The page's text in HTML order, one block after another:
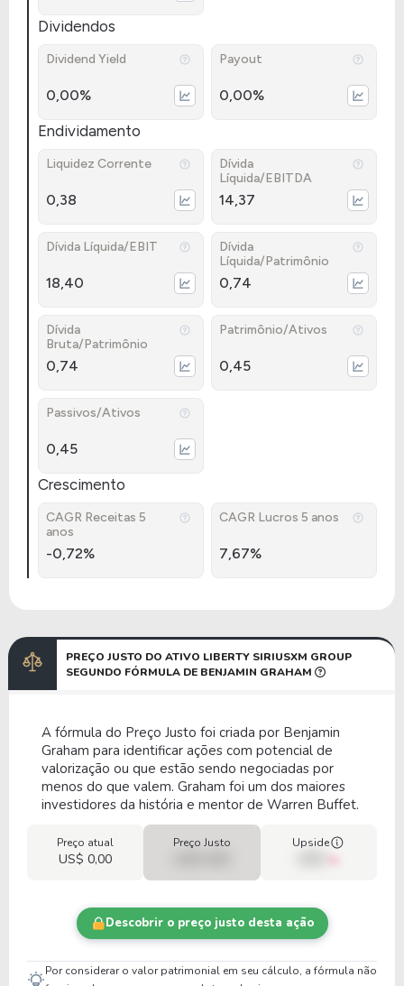
Dividendos
Dividend Yield
0,00%
Payout
0,00%
Endividamento
Liquidez Corrente
0,38
Dívida
Líquida/EBITDA
14,37
Dívida Líquida/EBIT
18,40
Dívida
Líquida/Patrimônio
0,74
Dívida
Bruta/Patrimônio
0,74
Patrimônio/Ativos
0,45
Passivos/Ativos
0,45
Crescimento
CAGR Receitas 5
anos
-0,72%
CAGR Lucros 5 anos
7,67%
PREÇO JUSTO DO ATIVO LIBERTY SIRIUSXM GROUP
SEGUNDO FÓRMULA DE BENJAMIN GRAHAM
A fórmula do Preço Justo foi criada por Benjamin
Graham para identificar ações com potencial de
valorização ou que estão sendo negociadas por
menos do que valem. Graham foi um dos maiores
investidores da história e mentor de Warren Buffet.
Preço atual
US$ 0,00
Preço Justo Upside
Descobrir o preço justo desta ação
Por considerar o valor patrimonial em seu cálculo, a fórmula não